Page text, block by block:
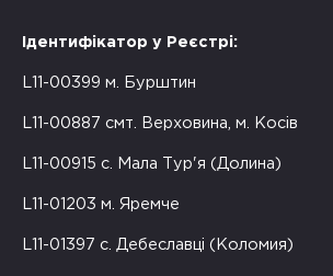
Ідентифікатор у Реєстрі:
L11-00399 м. Бурштин
L11-00887 смт. Верховина, м. Косів
L11-00915 с. Мала Тур'я (Долина)
L11-01203 м. Яремче
L11-01397 с. Дебеславці (Коломия)